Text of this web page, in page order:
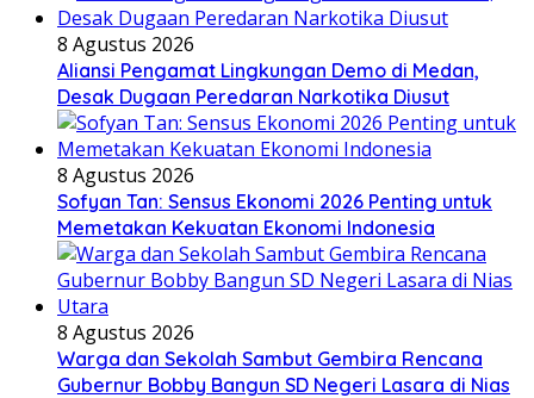
8 Agustus 2026
Aliansi Pengamat Lingkungan Demo di Medan,
Desak Dugaan Peredaran Narkotika Diusut
8 Agustus 2026
Sofyan Tan: Sensus Ekonomi 2026 Penting untuk
Memetakan Kekuatan Ekonomi Indonesia
8 Agustus 2026
Warga dan Sekolah Sambut Gembira Rencana
Gubernur Bobby Bangun SD Negeri Lasara di Nias